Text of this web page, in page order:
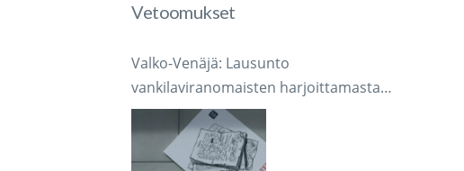
Vetoomukset
Valko-Venäjä: Lausunto
vankilaviranomaisten harjoittamasta
järjestelmällisestä käsikirjoitusten
takavarikoinnista ja tuhoamisesta